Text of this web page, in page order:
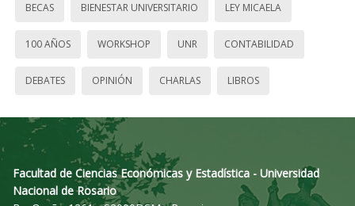
BECAS BIENESTAR UNIVERSITARIO LEY MICAELA
100 AÑOS WORKSHOP UNR CONTABILIDAD
DEBATES OPINIÓN CHARLAS LIBROS
Facultad de Ciencias Económicas y Estadística - Universidad
Nacional de Rosario